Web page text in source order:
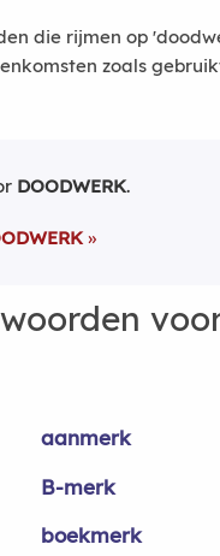
die rijmen op
zoals
DOODWERK.
aanmerk
B-merk
boekmerk